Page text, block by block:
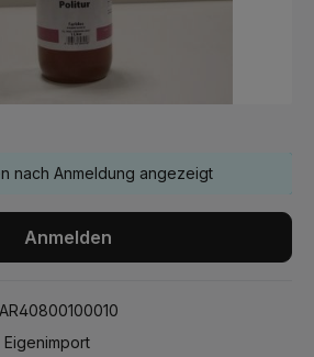
nach Anmeldung angezeigt
Anmelden
Eigenimport